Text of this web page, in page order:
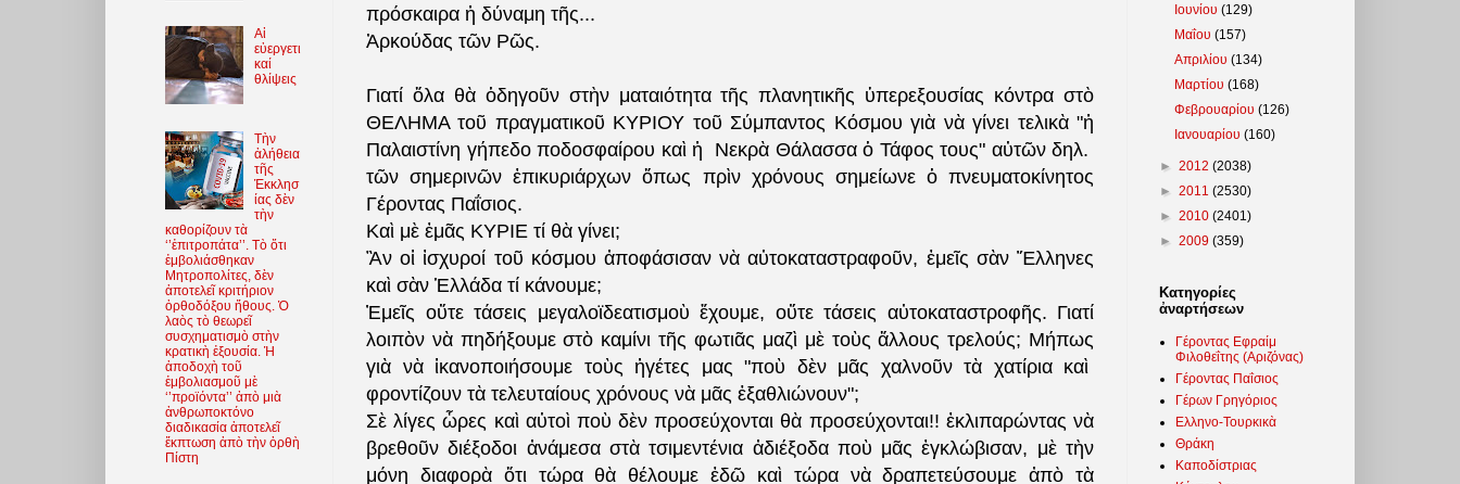
πρόσκαιρα ἡ δύναμη τῆς...
Ἀρκούδας τῶν Ρῶς.
Γιατί ὅλα θὰ ὁδηγοῦν στὴν ματαιότητα τῆς πλανητικῆς ὑπερεξουσίας κόντρα στὸ
ΘΕΛΗΜΑ τοῦ πραγματικοῦ ΚΥΡΙΟΥ τοῦ Σύμπαντος Κόσμου γιὰ νὰ γίνει τελικὰ "ἡ
Παλαιστίνη γήπεδο ποδοσφαίρου καὶ ἡ Νεκρὰ Θάλασσα ὁ Τάφος τους" αὐτῶν δηλ.
τῶν σημερινῶν ἐπικυριάρχων ὅπως πρὶν χρόνους σημείωνε ὁ πνευματοκίνητος
Γέροντας Παΐσιος.
Καὶ μὲ ἐμᾶς ΚΥΡΙΕ τί θὰ γίνει;
Ἂν οἱ ἰσχυροί τοῦ κόσμου ἀποφάσισαν νὰ αὐτοκαταστραφοῦν, ἐμεῖς σὰν Ἕλληνες
καὶ σὰν Ἑλλάδα τί κάνουμε;
Ἐμεῖς οὔτε τάσεις μεγαλοϊδεατισμοὺ ἔχουμε, οὔτε τάσεις αὐτοκαταστροφῆς. Γιατί
λοιπὸν νὰ πηδήξουμε στὸ καμίνι τῆς φωτιᾶς μαζὶ μὲ τοὺς ἄλλους τρελούς; Μήπως
γιὰ νὰ ἱκανοποιήσουμε τοὺς ἡγέτες μας "ποὺ δὲν μᾶς χαλνοῦν τὰ χατίρια καὶ
φροντίζουν τὰ τελευταίους χρόνους νὰ μᾶς ἑξαθλιώνουν";
Σὲ λίγες ὧρες καὶ αὐτοὶ ποὺ δὲν προσεύχονται θὰ προσεύχονται!! ἐκλιπαρώντας νὰ
βρεθοῦν διέξοδοι ἀνάμεσα στὰ τσιμεντένια ἀδιέξοδα ποὺ μᾶς ἐγκλώβισαν, μὲ τὴν
μόνη διαφορὰ ὅτι τώρα θὰ θέλουμε ἐδῶ καὶ τώρα νὰ δραπετεύσουμε ἀπὸ τὰ
Αἱ
εὐεργετι
καί
θλίψεις
Τὴν
ἀλήθεια
τῆς
Ἐκκλησ
ίας δὲν
τὴν
καθορίζουν τὰ
‘’ἐπιτροπάτα’’. Τὸ ὅτι
ἐμβολιάσθηκαν
Μητροπολίτες, δὲν
ἀποτελεῖ κριτήριον
ὀρθοδόξου ἤθους. Ὁ
λαὸς τὸ θεωρεῖ
συσχηματισμὸ στὴν
κρατικὴ ἐξουσία. Ἡ
ἀποδοχὴ τοῦ
ἐμβολιασμοῦ μὲ
‘’προϊόντα’’ ἀπὸ μιὰ
ἀνθρωποκτόνο
διαδικασία ἀποτελεῖ
ἔκπτωση ἀπὸ τὴν ὀρθὴ
Πίστη
Ιουνίου(129)
Μαΐου(157)
Απριλίου(134)
Μαρτίου(168)
Φεβρουαρίου(126)
Ιανουαρίου(160)
► 2012 (2038)
► 2011 (2530)
► 2010 (2401)
► 2009 (359)
Κατηγορίες
ἀναρτήσεων
Γέροντας Εφραίμ
Φιλοθεΐτης (Αριζόνας)
Γέροντας Παΐσιος
Γέρων Γρηγόριος
Ελληνο-Τουρκικὰ
Θράκη
Καποδίστριας